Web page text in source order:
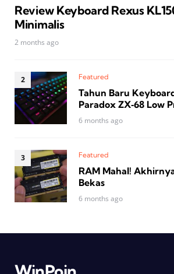
Review Keyboard Rexus
Minimalis
2 months ago
Featured
Tahun Baru
Paradox ZX‑68 Low
6 months ago
Featured
RAM Mahal!
Bekas
6 months ago